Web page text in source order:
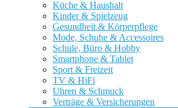
Küche & Haushalt
Kinder & Spielzeug
Gesundheit & Körperpflege
Mode, Schuhe & Accessoires
Schule, Büro & Hobby
Smartphone & Tablet
Sport & Freizeit
TV & HiFi
Uhren & Schmuck
Verträge & Versicherungen